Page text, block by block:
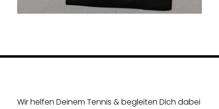
Wir helfen Deinem Tennis & begleiten Dich dabei